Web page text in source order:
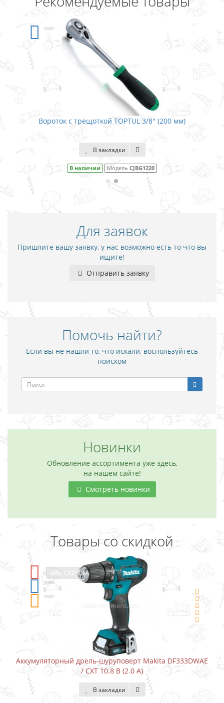
Вороток с трещоткой TOPTUL 3/8" (200 мм)
В закладки
В наличии Модель CJBG1220
Для заявок
Пришлите вашу заявку, у нас возможно есть то что вы
ищите!
Отправить заявку
Помочь найти?
Если вы не нашли то, что искали, воспользуйтесь
поиском
Новинки
Обновление ассортимента уже здесь,
на нашем сайте!
Смотреть новинки
Товары со скидкой
-5% СКИДКА
Аккумуляторный дрель-шуруповерт Makita DF333DWAE
/ CXT 10.8 В (2.0 А)
В закладки